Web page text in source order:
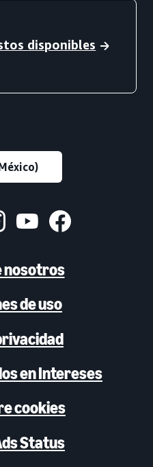
disponibles
nosotros
de uso
en Intereses
cookies
Status